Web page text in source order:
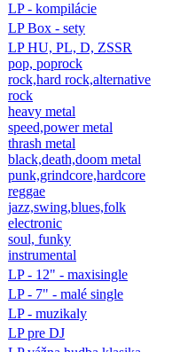
LP - kompilácie
LP Box - sety
LP HU, PL, D, ZSSR
pop, poprock
rock,hard rock,alternative
rock
heavy metal
speed,power metal
thrash metal
black,death,doom metal
punk,grindcore,hardcore
reggae
jazz,swing,blues,folk
electronic
soul, funky
instrumental
LP - 12" - maxisingle
LP - 7" - malé single
LP - muzikaly
LP pre DJ